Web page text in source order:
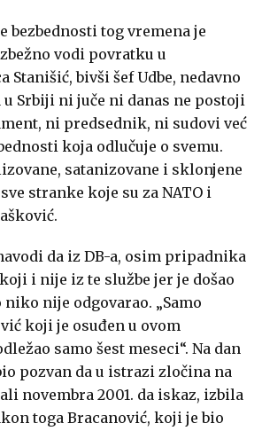
bezbednosti tog vremena je
vodi povratku u
Stanišić, bivši šef Udbe, nedavno
u Srbiji ni juče ni danas ne postoji
ni predsednik, ni sudovi već
koja odlučuje o svemu.
satanizovane i sklonjene
stranke koje su za NATO i
da iz DB-a, osim pripadnika
i nije iz te službe jer je došao
nije odgovarao. „Samo
koji je osuđen u ovom
samo šest meseci“. Na dan
pozvan da u istrazi zločina na
novembra 2001. da iskaz, izbila
toga Bracanović, koji je bio